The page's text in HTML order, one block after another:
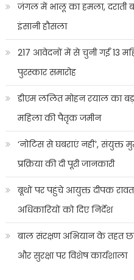
जंगल में भालू का हमला, दराती
इंसानी हौसला
217 आवेदनों में से चुनी गईं 13
पुरस्कार समारोह
डीएम ललित मोहन रयाल का
महिला की पैतृक जमीन
‘नोटिस से घबराएं नहीं’,
प्रक्रिया की दी पूरी जानकारी
बूथों पर पहुंचे आयुक्त दीपक
अधिकारियों को दिए निर्देश
बाल संरक्षण अभियान के तहत
और सुरक्षा पर विशेष कार्यशाला